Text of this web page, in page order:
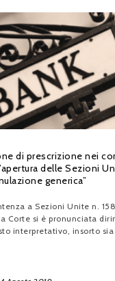
di prescrizione nei
delle Sezioni
generica”
a Sezioni Unite n.
Corte si è pronunciata
interpretativo, insorto